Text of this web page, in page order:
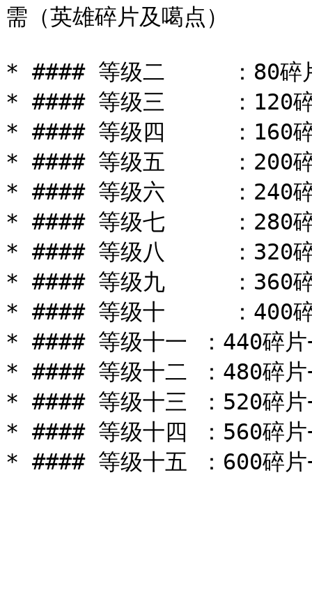
需（英雄碎片及噶点）
* #### 等级二     ：80碎
* #### 等级三     ：120碎
* #### 等级四     ：160碎
* #### 等级五     ：200碎
* #### 等级六     ：240碎
* #### 等级七     ：280碎
* #### 等级八     ：320碎
* #### 等级九     ：360碎
* #### 等级十     ：400碎
* #### 等级十一 ：440碎片
* #### 等级十二 ：480碎片
* #### 等级十三 ：520碎片
* #### 等级十四 ：560碎片